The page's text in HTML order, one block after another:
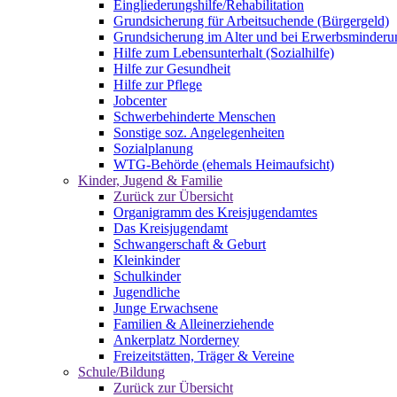
Eingliederungshilfe/Rehabilitation
Grundsicherung für Arbeitsuchende (Bürgergeld)
Grundsicherung im Alter und bei
Hilfe zum Lebensunterhalt (Sozialhilfe)
Hilfe zur Gesundheit
Hilfe zur Pflege
Jobcenter
Schwerbehinderte Menschen
Sonstige soz. Angelegenheiten
Sozialplanung
WTG-Behörde (ehemals Heimaufsicht)
Kinder, Jugend & Familie
Zurück zur Übersicht
Organigramm des Kreisjugendamtes
Das Kreisjugendamt
Schwangerschaft & Geburt
Kleinkinder
Schulkinder
Jugendliche
Junge Erwachsene
Familien & Alleinerziehende
Ankerplatz Norderney
Freizeitstätten, Träger & Vereine
Schule/Bildung
Zurück zur Übersicht